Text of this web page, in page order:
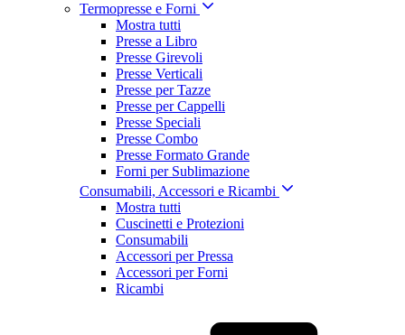
Termopresse e Forni
Mostra tutti
Presse a Libro
Presse Girevoli
Presse Verticali
Presse per Tazze
Presse per Cappelli
Presse Speciali
Presse Combo
Presse Formato Grande
Forni per Sublimazione
Consumabili, Accessori e Ricambi
Mostra tutti
Cuscinetti e Protezioni
Consumabili
Accessori per Pressa
Accessori per Forni
Ricambi